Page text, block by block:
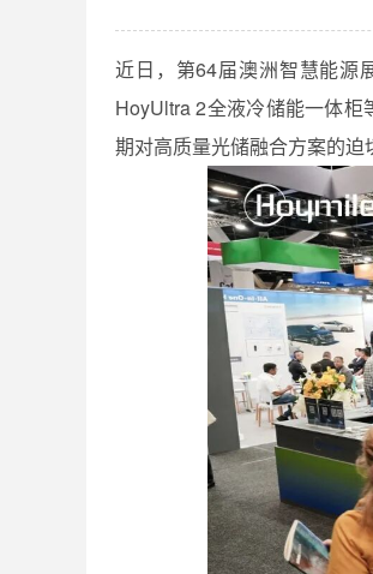
近日，第64届澳洲智慧能源
HoyUltra 2全液冷储能一体
期对高质量光储融合方案的迫